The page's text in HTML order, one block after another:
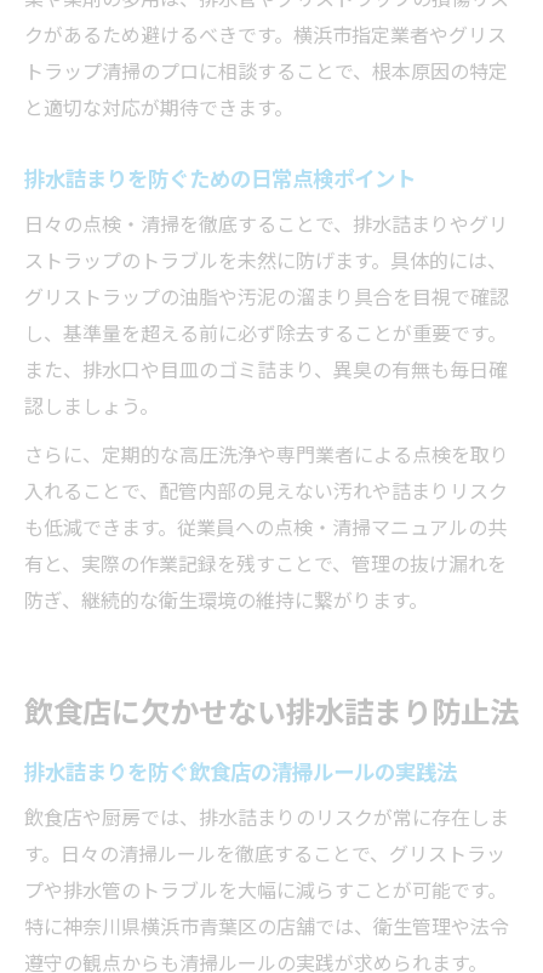
クがあるため避けるべきです。横浜市指定業者やグリス
トラップ清掃のプロに相談することで、根本原因の特定
と適切な対応が期待できます。
排水詰まりを防ぐための日常点検ポイント
日々の点検・清掃を徹底することで、排水詰まりやグリ
ストラップのトラブルを未然に防げます。具体的には、
グリストラップの油脂や汚泥の溜まり具合を目視で確認
し、基準量を超える前に必ず除去することが重要です。
また、排水口や目皿のゴミ詰まり、異臭の有無も毎日確
認しましょう。
さらに、定期的な高圧洗浄や専門業者による点検を取り
入れることで、配管内部の見えない汚れや詰まりリスク
も低減できます。従業員への点検・清掃マニュアルの共
有と、実際の作業記録を残すことで、管理の抜け漏れを
防ぎ、継続的な衛生環境の維持に繋がります。
飲食店に欠かせない排水詰まり防止法
排水詰まりを防ぐ飲食店の清掃ルールの実践法
飲食店や厨房では、排水詰まりのリスクが常に存在しま
す。日々の清掃ルールを徹底することで、グリストラッ
プや排水管のトラブルを大幅に減らすことが可能です。
特に神奈川県横浜市青葉区の店舗では、衛生管理や法令
遵守の観点からも清掃ルールの実践が求められます。